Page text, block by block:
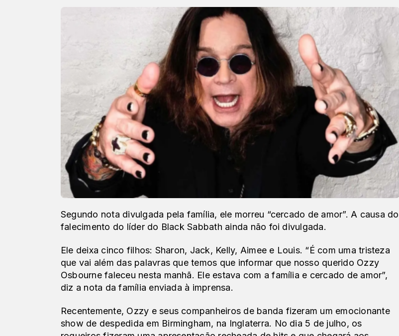
Segundo nota divulgada pela família, ele morreu “cercado de amor”. A causa do
falecimento do líder do Black Sabbath ainda não foi divulgada.
Ele deixa cinco filhos: Sharon, Jack, Kelly, Aimee e Louis. “É com uma tristeza
que vai além das palavras que temos que informar que nosso querido Ozzy
Osbourne faleceu nesta manhã. Ele estava com a família e cercado de amor”,
diz a nota da família enviada à imprensa.
Recentemente, Ozzy e seus companheiros de banda fizeram um emocionante
show de despedida em Birmingham, na Inglaterra. No dia 5 de julho, os